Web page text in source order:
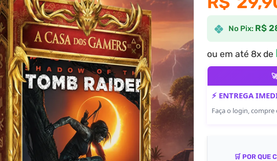
No Pix: R$
ou em até 8x de
⚡ ENTREGA
Faça o login,
🛒 POR QUE